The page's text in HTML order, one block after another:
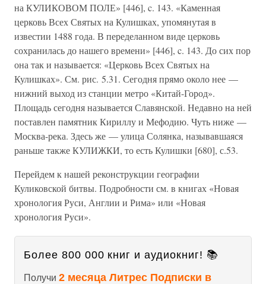
на КУЛИКОВОМ ПОЛЕ» [446], c. 143. «Каменная
церковь Всех Святых на Кулишках, упомянутая в
известии 1488 года. В переделанном виде церковь
сохранилась до нашего времени» [446], c. 143. До сих пор
она так и называется: «Церковь Всех Святых на
Кулишках». См. рис. 5.31. Сегодня прямо около нее —
нижний выход из станции метро «Китай-Город».
Площадь сегодня называется Славянской. Недавно на ней
поставлен памятник Кириллу и Мефодию. Чуть ниже —
Москва-река. Здесь же — улица Солянка, называвшаяся
раньше также КУЛИЖКИ, то есть Кулишки [680], с.53.
Перейдем к нашей реконструкции географии
Куликовской битвы. Подробности см. в книгах «Новая
хронология Руси, Англии и Рима» или «Новая
хронология Руси».
Более 800 000 книг и аудиокниг! 📚
Получи 2 месяца Литрес Подписки в